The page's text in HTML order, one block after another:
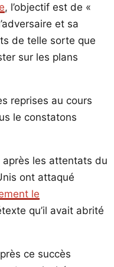
, l’objectif est de «
et sa
de telle sorte que
sur les plans
reprises au cours
le constatons
après les attentats du
ont attaqué
le
qu’il avait abrité
ce succès